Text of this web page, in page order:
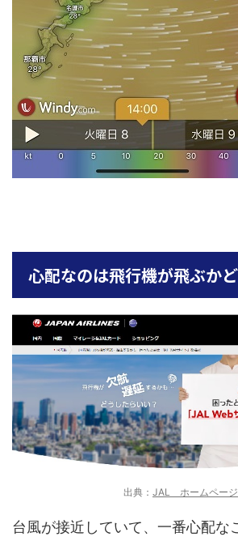
心配なのは飛行機が飛ぶか
出典： JAL ホームページ
台風が接近していて、一番心配な